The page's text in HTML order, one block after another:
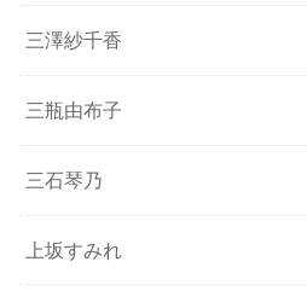
三澤紗千香
三瓶由布子
三石琴乃
上坂すみれ